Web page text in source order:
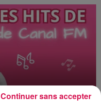
Continuer sans accepter